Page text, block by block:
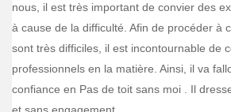
nous, il est très important de convier des
à cause de la difficulté. Afin de procéder à
sont très difficiles, il est incontournable de
professionnels en la matière. Ainsi, il va
confiance en Pas de toit sans moi . Il